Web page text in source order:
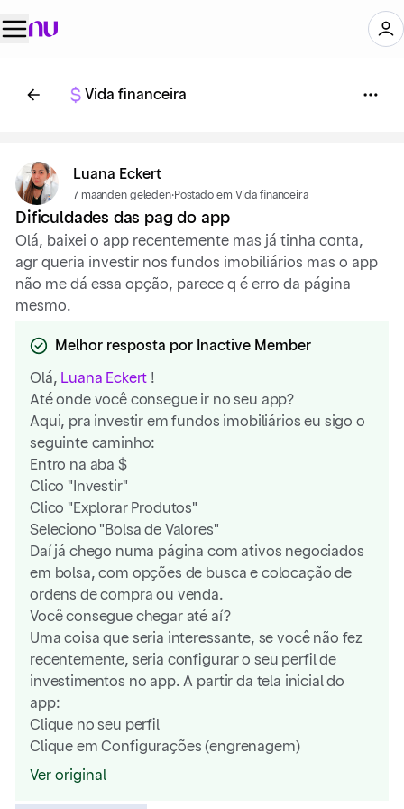
Vida financeira
Luana Eckert
7 maanden geleden·Postado em Vida financeira
Dificuldades das pag do app
Olá, baixei o app recentemente mas já tinha conta,
agr queria investir nos fundos imobiliários mas o app
não me dá essa opção, parece q é erro da página
mesmo.
Melhor resposta por Inactive Member
Olá, Luana Eckert !
Até onde você consegue ir no seu app?
Aqui, pra investir em fundos imobiliários eu sigo o
seguinte caminho:
Entro na aba $
Clico "Investir"
Clico "Explorar Produtos"
Seleciono "Bolsa de Valores"
Daí já chego numa página com ativos negociados
em bolsa, com opções de busca e colocação de
ordens de compra ou venda.
Você consegue chegar até aí?
Uma coisa que seria interessante, se você não fez
recentemente, seria configurar o seu perfil de
investimentos no app. A partir da tela inicial do
app:
Clique no seu perfil
Clique em Configurações (engrenagem)
Clique em "Configurar"
Ver original